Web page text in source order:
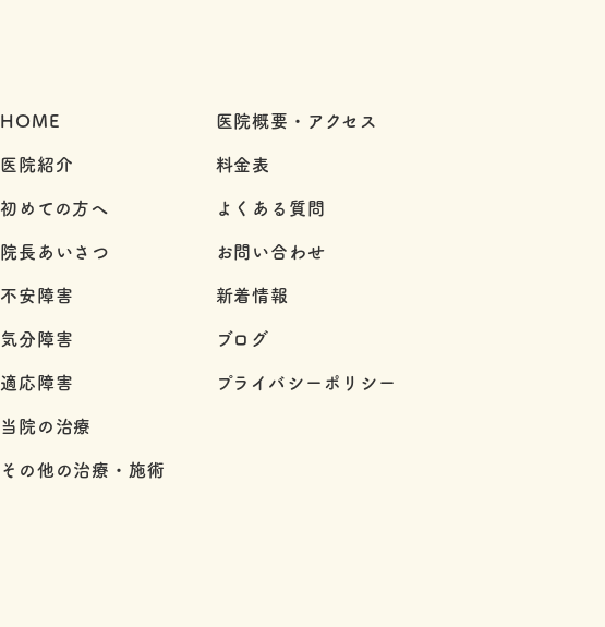
HOME
医院紹介
初めての方へ
院長あいさつ
不安障害
気分障害
適応障害
当院の治療
その他の治療・施術
医院概要・アクセス
料金表
よくある質問
お問い合わせ
新着情報
ブログ
プライバシーポリシー